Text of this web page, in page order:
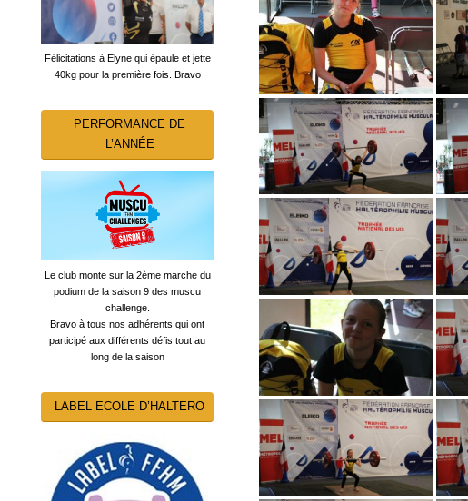
Félicitations à Elyne qui épaule et jette
40kg pour la première fois. Bravo
PERFORMANCE DE
L’ANNÉE
Le club monte sur la 2ème marche du
podium de la saison 9 des muscu
challenge.
Bravo à tous nos adhérents qui ont
participé aux différents défis tout au
long de la saison
LABEL ECOLE D’HALTERO